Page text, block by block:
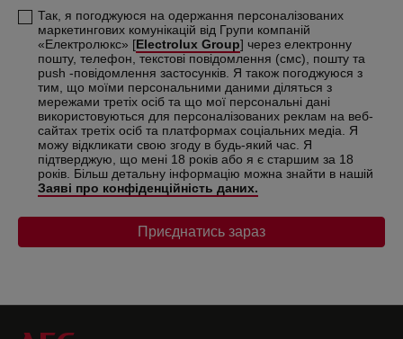
Так, я погоджуюся на одержання персоналізованих
маркетингових комунікацій від Групи компаній
«Електролюкс» [Electrolux Group] через електронну
пошту, телефон, текстові повідомлення (смс), пошту та
push -повідомлення застосунків. Я також погоджуюся з
тим, що моїми персональними даними діляться з
мережами третіх осіб та що мої персональні дані
використовуються для персоналізованих реклам на веб-
сайтах третіх осіб та платформах соціальних медіа. Я
можу відкликати свою згоду в будь-який час. Я
підтверджую, що мені 18 років або я є старшим за 18
років. Більш детальну інформацію можна знайти в нашій
Заяві про конфіденційність даних.
Приєднатись зараз